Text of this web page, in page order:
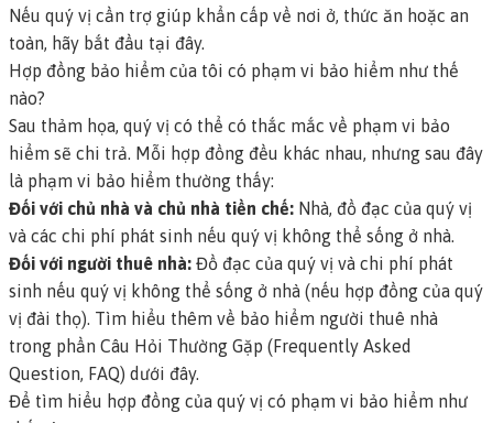
Nếu quý vị cần trợ giúp khẩn cấp về nơi ở, thức ăn hoặc an
toàn, hãy bắt đầu tại đây.
Hợp đồng bảo hiểm của tôi có phạm vi bảo hiểm như thế
nào?
Sau thảm họa, quý vị có thể có thắc mắc về phạm vi bảo
hiểm sẽ chi trả. Mỗi hợp đồng đều khác nhau, nhưng sau đây
là phạm vi bảo hiểm thường thấy:
Đối với chủ nhà và chủ nhà tiền chế: Nhà, đồ đạc của quý vị
và các chi phí phát sinh nếu quý vị không thể sống ở nhà.
Đối với người thuê nhà: Đồ đạc của quý vị và chi phí phát
sinh nếu quý vị không thể sống ở nhà (nếu hợp đồng của quý
vị đài thọ). Tìm hiểu thêm về bảo hiểm người thuê nhà
trong phần Câu Hỏi Thường Gặp (Frequently Asked
Question, FAQ) dưới đây.
Để tìm hiểu hợp đồng của quý vị có phạm vi bảo hiểm như